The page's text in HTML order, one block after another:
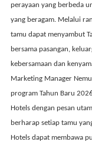
perayaan yang berbeda
yang beragam. Melalui
tamu dapat menyambut
bersama pasangan,
kebersamaan dan
Marketing Manager
program Tahun Baru
Hotels dengan pesan
berharap setiap tamu
Hotels dapat membawa